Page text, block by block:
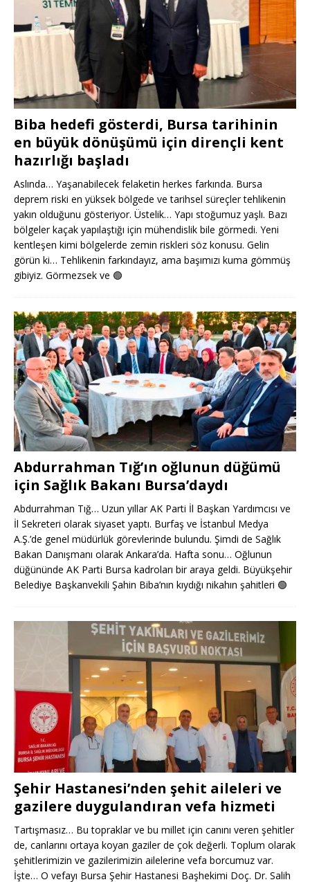
Biba hedefi gösterdi, Bursa tarihinin
en büyük dönüşümü için dirençli kent
hazırlığı başladı
Aslında… Yaşanabilecek felaketin herkes farkında. Bursa
deprem riski en yüksek bölgede ve tarihsel süreçler tehlikenin
yakın olduğunu gösteriyor. Üstelik… Yapı stoğumuz yaşlı. Bazı
bölgeler kaçak yapılaştığı için mühendislik bile görmedi. Yeni
kentleşen kimi bölgelerde zemin riskleri söz konusu. Gelin
görün ki… Tehlikenin farkındayız, ama başımızı kuma gömmüş
gibiyiz. Görmezsek ve 🟢
Abdurrahman Tığ’ın oğlunun düğümü
için Sağlık Bakanı Bursa’daydı
Abdurrahman Tığ… Uzun yıllar AK Parti İl Başkan Yardımcısı ve
İl Sekreteri olarak siyaset yaptı. Burfaş ve İstanbul Medya
A.Ş.’de genel müdürlük görevlerinde bulundu. Şimdi de Sağlık
Bakan Danışmanı olarak Ankara’da. Hafta sonu… Oğlunun
düğününde AK Parti Bursa kadroları bir araya geldi. Büyükşehir
Belediye Başkanvekili Şahin Biba’nın kıydığı nikahın şahitleri 🟢
Şehir Hastanesi’nden şehit aileleri ve
gazilere duygulandıran vefa hizmeti
Tartışmasız… Bu topraklar ve bu millet için canını veren şehitler
de, canlarını ortaya koyan gaziler de çok değerli. Toplum olarak
şehitlerimizin ve gazilerimizin ailelerine vefa borcumuz var.
İşte… O vefayı Bursa Şehir Hastanesi Başhekimi Doç. Dr. Salih